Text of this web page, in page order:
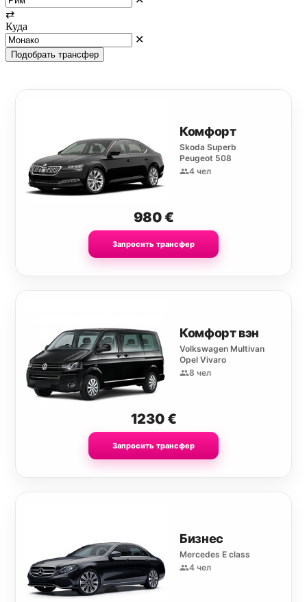
⇄
Куда
✕
Подобрать трансфер
Комфорт
Skoda Superb
Peugeot 508
4 чел
980€
Запросить трансфер
Комфорт вэн
Volkswagen Multivan
Opel Vivaro
8 чел
1230€
Запросить трансфер
Бизнес
Mercedes E class
4 чел